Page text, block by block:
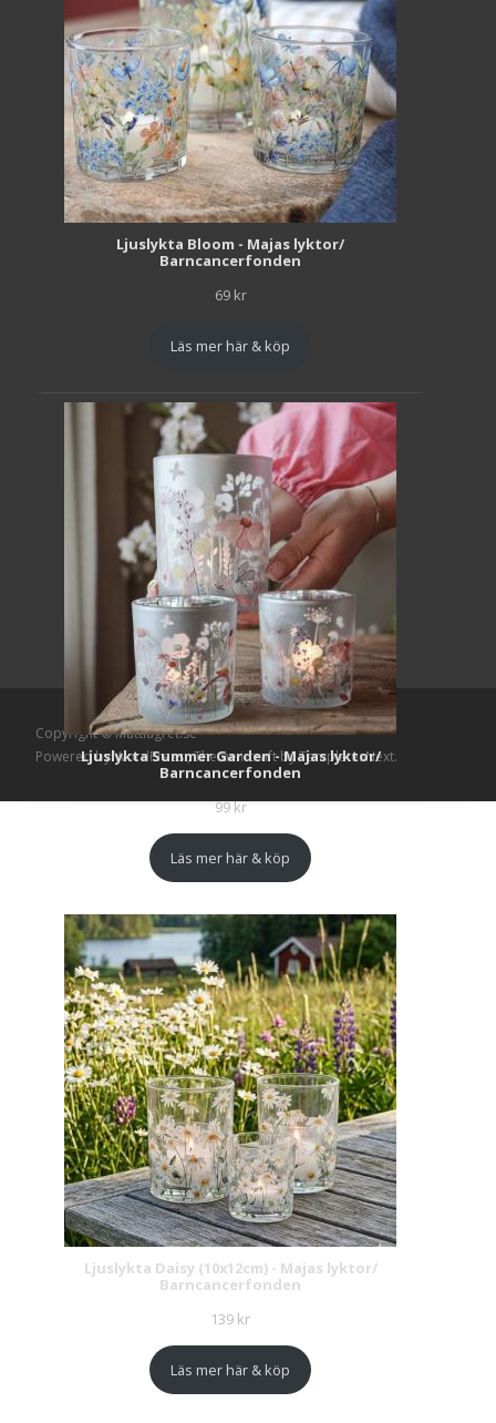
Ljuslykta Bloom - Majas lyktor/
Barncancerfonden
69 kr
Läs mer här & köp
Ljuslykta Summer Garden - Majas lyktor/
Barncancerfonden
99kr
Läs mer här & köp
Ljuslykta Daisy (10x12cm) - Majas lyktor/
Barncancerfonden
139 kr
Läs mer här & köp
Copyright © Mattlagret.se
Powered by WordPress, Themei-craftby TemplatesNext.